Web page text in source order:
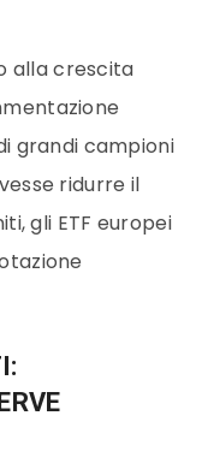
alla crescita
grandi campioni
ridurre il
gli ETF europei